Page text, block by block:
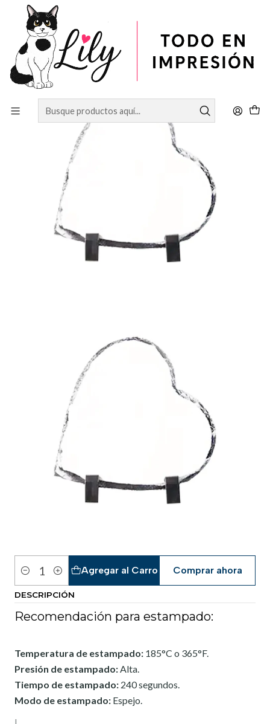
Inicio
SUBLIMACIÓN
ROCAS CON FORMA DE CORAZON 15X15
Cantidad
Agregar al Carro Comprar ahora
DESCRIPCIÓN
Recomendación para estampado:
Temperatura de estampado: 185°C o 365°F.
Presión de estampado:Alta.
Tiempo de estampado: 240 segundos.
Modo de estampado: Espejo.